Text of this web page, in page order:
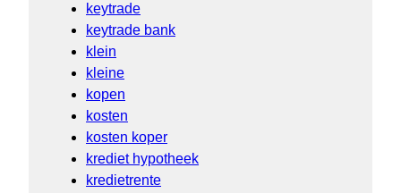
keytrade
keytrade bank
klein
kleine
kopen
kosten
kosten koper
krediet hypotheek
kredietrente